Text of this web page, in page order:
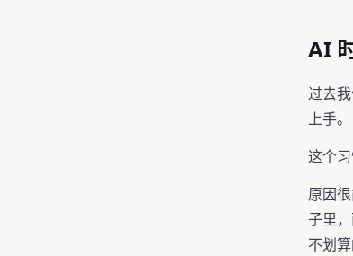
AI
过去
上手。
这个
原因很
子里
不划算